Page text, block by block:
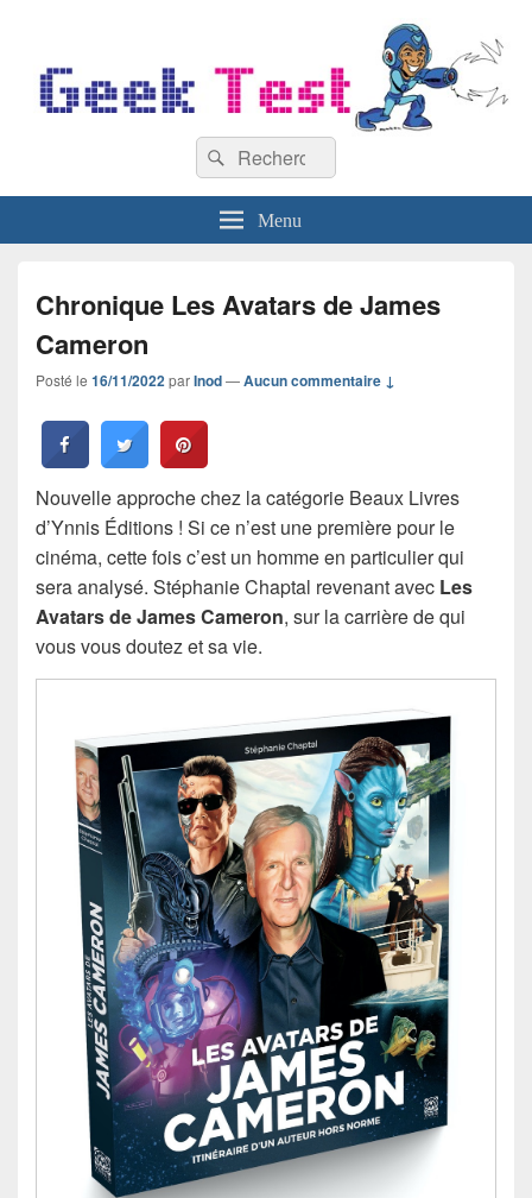
Recherche :
Rechercher
Menu
Chronique Les Avatars de James
Cameron
Posté le 16/11/2022parInod—Aucun commentaire ↓
Nouvelle approche chez la catégorie Beaux Livres
d’Ynnis Éditions ! Si ce n’est une première pour le
cinéma, cette fois c’est un homme en particulier qui
sera analysé. Stéphanie Chaptal revenant avec Les
Avatars de James Cameron, sur la carrière de qui
vous vous doutez et sa vie.